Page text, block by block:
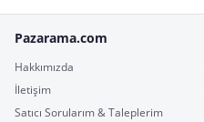
Pazarama.com
Hakkımızda
İletişim
Satıcı Sorularım & Taleplerim